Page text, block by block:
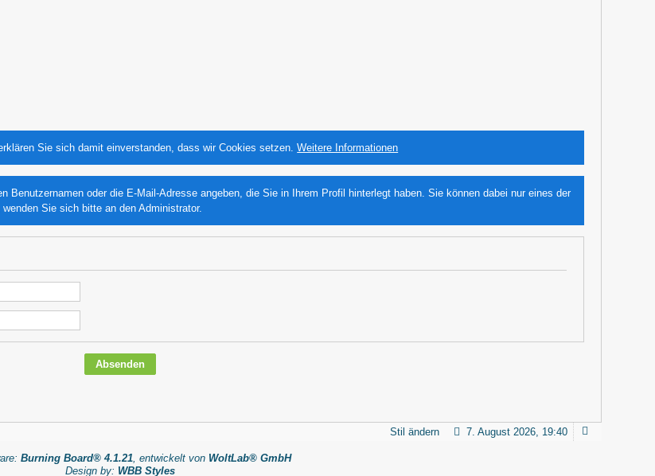
Sie sich damit einverstanden, dass wir Cookies setzen.Weitere Informationen
Benutzernamen oder die E-Mail-Adresse angeben, die Sie in Ihrem Profil hinterlegt haben. Sie können dabei nur eines der
Sie sich bitte an den Administrator.
7. August 2026, 19:40
Stil ändern
Burning Board® 4.1.21, entwickelt von WoltLab® GmbH
Design by: WBB Styles